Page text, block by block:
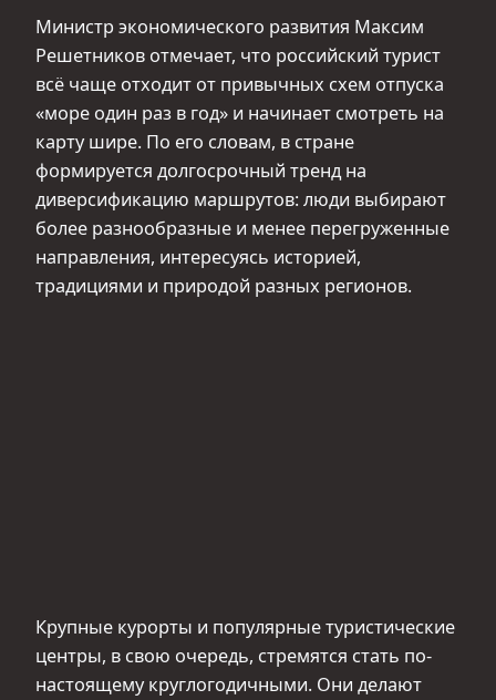
Министр экономического развития Максим
Решетников отмечает, что российский турист
всё чаще отходит от привычных схем отпуска
«море один раз в год» и начинает смотреть на
карту шире. По его словам, в стране
формируется долгосрочный тренд на
диверсификацию маршрутов: люди выбирают
более разнообразные и менее перегруженные
направления, интересуясь историей,
традициями и природой разных регионов.
Крупные курорты и популярные туристические
центры, в свою очередь, стремятся стать по-
настоящему круглогодичными. Они делают